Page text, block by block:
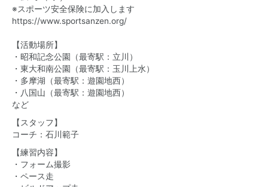
※スポーツ安全保険に加入します
https://www.sportsanzen.org/
【活動場所】
・昭和記念公園（最寄駅：立川）
・東大和南公園（最寄駅：玉川上水）
・多摩湖（最寄駅：遊園地西）
・八国山（最寄駅：遊園地西）
など
【スタッフ】
コーチ：石川範子
【練習内容】
・フォーム撮影
・ペース走